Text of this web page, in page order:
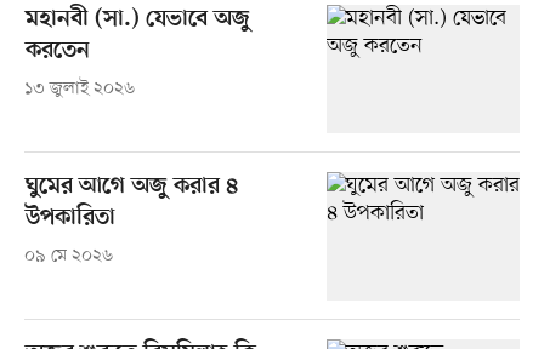
মহানবী (সা.) যেভাবে অজু
করতেন
১৩ জুলাই ২০২৬
ঘুমের আগে অজু করার ৪
উপকারিতা
০৯ মে ২০২৬